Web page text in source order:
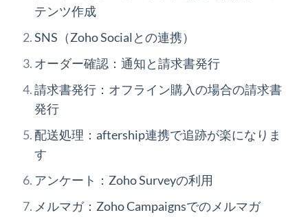
テンツ作成
SNS（Zoho Socialとの連携）
オーダー確認：通知と請求書発行
請求書発行：オフライン購入の場合の請求書
発行
配送処理：aftership連携で追跡が楽になりま
す
アンケート：Zoho Surveyの利用
メルマガ：Zoho Campaignsでのメルマガ